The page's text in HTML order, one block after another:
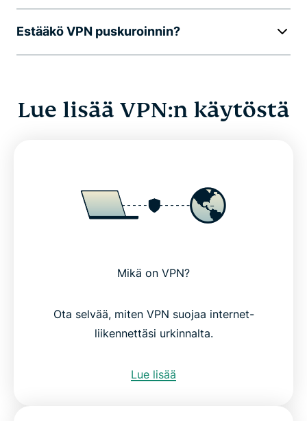
Estääkö VPN puskuroinnin?
Lue lisää VPN:n käytöstä
Mikä on VPN?
Ota selvää, miten VPN suojaa internet-
liikennettäsi urkinnalta.
Lue lisää